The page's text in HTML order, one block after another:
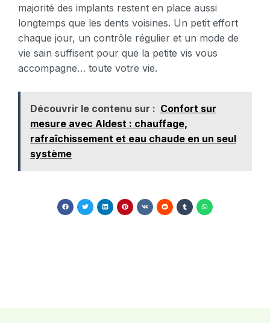
majorité des implants restent en place aussi
longtemps que les dents voisines. Un petit effort
chaque jour, un contrôle régulier et un mode de
vie sain suffisent pour que la petite vis vous
accompagne… toute votre vie.
Découvrir le contenu sur : Confort sur
mesure avec Aldest : chauffage,
rafraîchissement et eau chaude en un seul
système